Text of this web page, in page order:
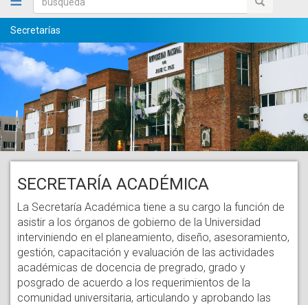
Secretarías
SECRETARÍA ACADÉMICA
La Secretaría Académica tiene a su cargo la función de
asistir a los órganos de gobierno de la Universidad
interviniendo en el planeamiento, diseño, asesoramiento,
gestión, capacitación y evaluación de las actividades
académicas de docencia de pregrado, grado y
posgrado de acuerdo a los requerimientos de la
comunidad universitaria, articulando y aprobando las